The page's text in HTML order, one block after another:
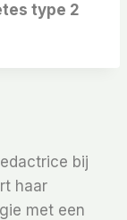
type 2
bij
haar
met een